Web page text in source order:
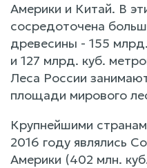
Америки и Китай. В
сосредоточена
древесины - 155
и 127 млрд. куб.
Леса России
площади мирового
Крупнейшими
2016 году являлись
Америки (402 млн.